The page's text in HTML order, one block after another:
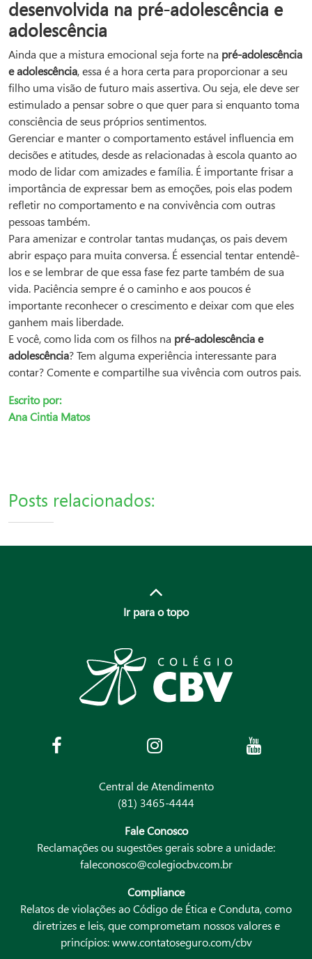
desenvolvida na pré-adolescência e
adolescência
Ainda que a mistura emocional seja forte na pré-adolescência
e adolescência, essa é a hora certa para proporcionar a seu
filho uma visão de futuro mais assertiva. Ou seja, ele deve ser
estimulado a pensar sobre o que quer para si enquanto toma
consciência de seus próprios sentimentos.
Gerenciar e manter o comportamento estável influencia em
decisões e atitudes, desde as relacionadas à escola quanto ao
modo de lidar com amizades e família. É importante frisar a
importância de expressar bem as emoções, pois elas podem
refletir no comportamento e na convivência com outras
pessoas também.
Para amenizar e controlar tantas mudanças, os pais devem
abrir espaço para muita conversa. É essencial tentar entendê-
los e se lembrar de que essa fase fez parte também de sua
vida. Paciência sempre é o caminho e aos poucos é
importante reconhecer o crescimento e deixar com que eles
ganhem mais liberdade.
E você, como lida com os filhos na pré-adolescência e
adolescência? Tem alguma experiência interessante para
contar? Comente e compartilhe sua vivência com outros pais.
Escrito por:
Ana Cintia Matos
Posts relacionados:
Ir para o topo
Central de Atendimento
(81) 3465-4444
Fale Conosco
Reclamações ou sugestões gerais sobre a unidade:
faleconosco@colegiocbv.com.br
Compliance
Relatos de violações ao Código de Ética e Conduta, como
diretrizes e leis, que comprometam nossos valores e
princípios:www.contatoseguro.com/cbv